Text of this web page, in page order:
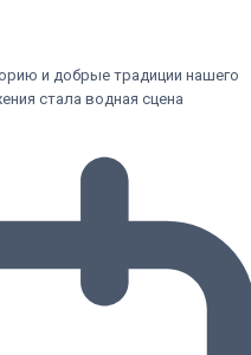
и добрые традиции нашего
стала водная сцена